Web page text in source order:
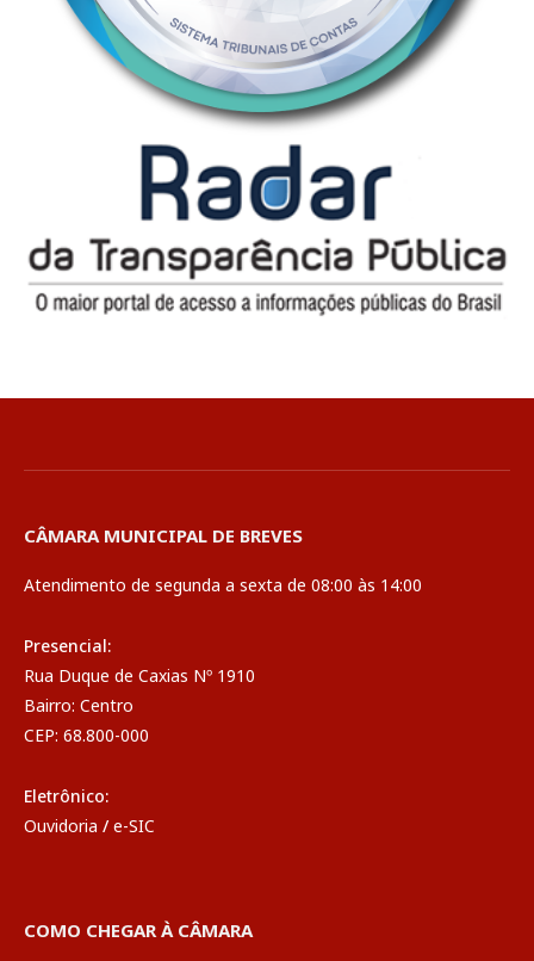
CÂMARA MUNICIPAL DE BREVES
Atendimento de segunda a sexta de 08:00 às 14:00
Presencial:
Rua Duque de Caxias Nº 1910
Bairro: Centro
CEP: 68.800-000
Eletrônico:
Ouvidoria / e-SIC
COMO CHEGAR À CÂMARA